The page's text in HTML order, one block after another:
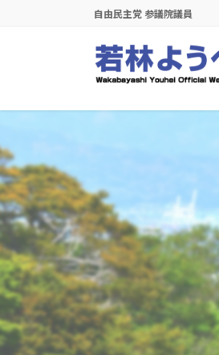
に
動
ョ
に
移
動
自由民主党 参議院議員